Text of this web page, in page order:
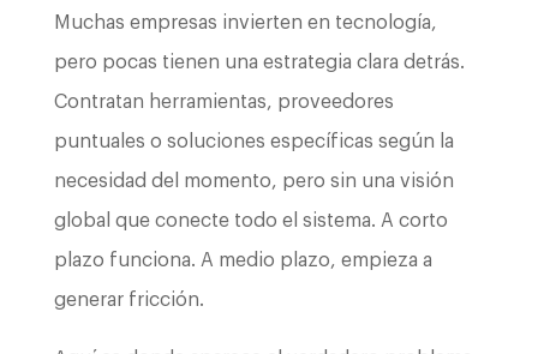
Muchas empresas invierten en tecnología,
pero pocas tienen una estrategia clara detrás.
Contratan herramientas, proveedores
puntuales o soluciones específicas según la
necesidad del momento, pero sin una visión
global que conecte todo el sistema. A corto
plazo funciona. A medio plazo, empieza a
generar fricción.